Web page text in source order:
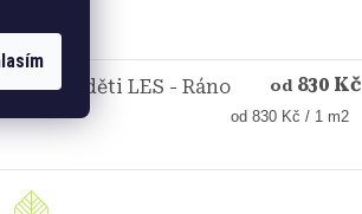
pro děti LES - Ráno
od 830 Kč
Měrná
od 830 Kč / 1 m2